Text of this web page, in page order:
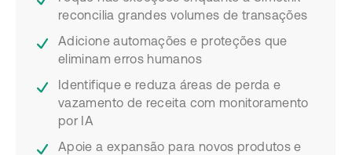
reconcilia grandes volumes de transações
Adicione automações e proteções que
eliminam erros humanos
Identifique e reduza áreas de perda e
vazamento de receita com monitoramento
por IA
Apoie a expansão para novos produtos e